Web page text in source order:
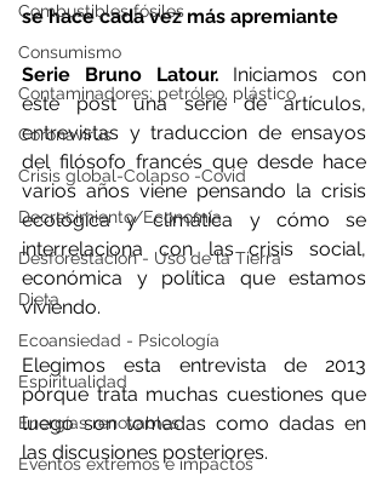
Combustibles fósiles
Consumismo
Contaminadores: petróleo, plástico
Coronavirus
Crisis global-Colapso -Covid
Decrecimiento/Economía
Desforestación - Uso de la Tierra
Dieta
Ecoansiedad - Psicología
Espiritualidad
Energías renovables
Eventos extremos e impactos
se hace cada vez más apremiante
Serie Bruno Latour. Iniciamos con
este post una serie de artículos,
entrevistas y traduccion de ensayos
del filósofo francés que desde hace
varios años viene pensando la crisis
ecológica y climática y cómo se
interrelaciona con las crisis social,
económica y política que estamos
viviendo.
Elegimos esta entrevista de 2013
porque trata muchas cuestiones que
luego son tomadas como dadas en
las discusiones posteriores.